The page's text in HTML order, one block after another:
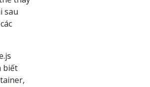
sau
biết